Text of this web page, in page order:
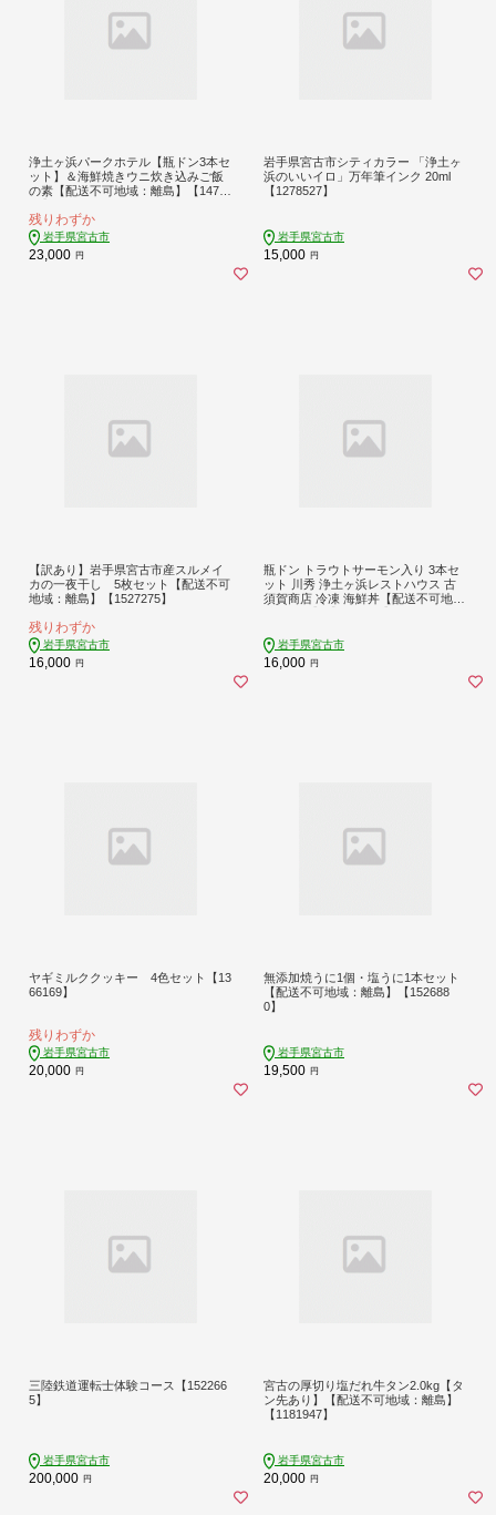
浄土ヶ浜パークホテル【瓶ドン3本セ
ット】＆海鮮焼きウニ炊き込みご飯
の素【配送不可地域：離島】【14740
残りわずか
岩手県宮古市
23,000 円
岩手県宮古市シティカラー 「浄土ヶ
浜のいいイロ」万年筆インク 20ml
【1278527】
岩手県宮古市
15,000 円
【訳あり】岩手県宮古市産スルメイ
カの一夜干し 5枚セット【配送不可
地域：離島】【1527275】
残りわずか
岩手県宮古市
16,000 円
瓶ドン トラウトサーモン入り 3本セ
ット 川秀 浄土ヶ浜レストハウス 古
須賀商店 冷凍 海鮮丼【配送不可地
岩手県宮古市
16,000 円
ヤギミルククッキー 4色セット【13
66169】
残りわずか
岩手県宮古市
20,000 円
無添加焼うに1個・塩うに1本セット
【配送不可地域：離島】【152688
0】
岩手県宮古市
19,500 円
三陸鉄道運転士体験コース【152266
5】
岩手県宮古市
200,000 円
宮古の厚切り塩だれ牛タン2.0kg【タ
ン先あり】【配送不可地域：離島】
【1181947】
岩手県宮古市
20,000 円